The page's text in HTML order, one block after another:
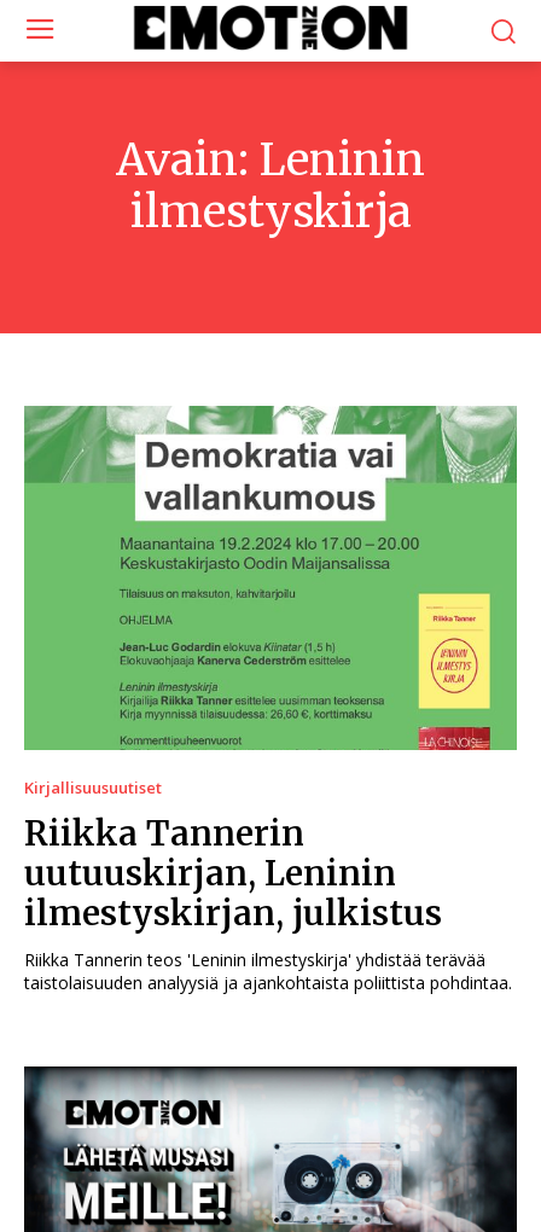
Avain: Leninin
ilmestyskirja
Kirjallisuusuutiset
Riikka Tannerin
uutuuskirjan, Leninin
ilmestyskirjan, julkistus
Riikka Tannerin teos 'Leninin ilmestyskirja' yhdistää terävää
taistolaisuuden analyysiä ja ajankohtaista poliittista pohdintaa.